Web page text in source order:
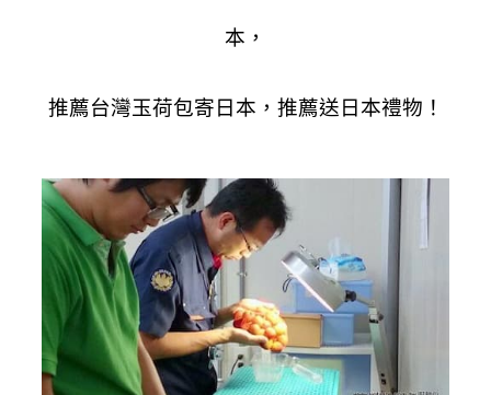
本，
推薦台灣玉荷包寄日本，推薦送日本禮物！